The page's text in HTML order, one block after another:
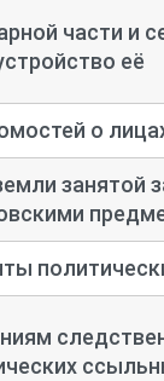
части и
её
о
занятой